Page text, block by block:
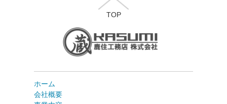
TOP
ホーム
会社概要